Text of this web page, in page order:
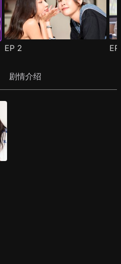
EP 2
剧情介绍